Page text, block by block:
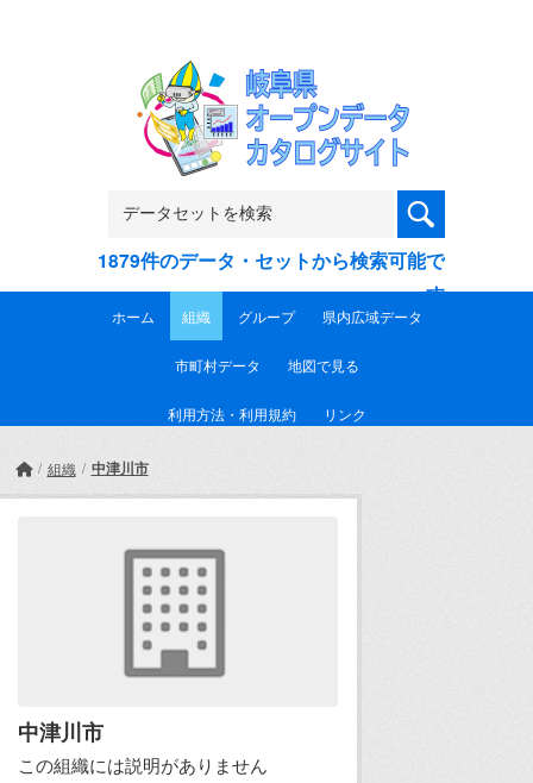
1879件のデータ・セットから検索可能で
す
ホーム 組織 グループ 県内広域データ
市町村データ 地図で見る
利用方法・利用規約 リンク
組織 中津川市
中津川市
この組織には説明がありません